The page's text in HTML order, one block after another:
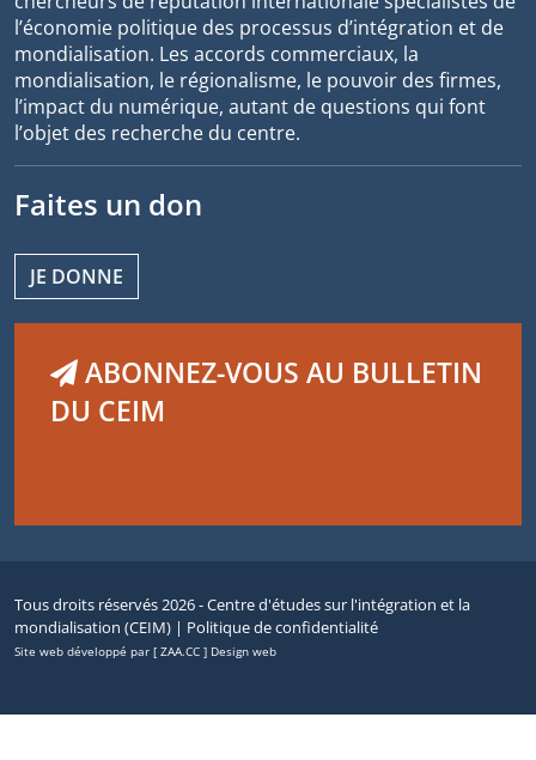
l’économie politique des processus d’intégration et de
mondialisation. Les accords commerciaux, la
mondialisation, le régionalisme, le pouvoir des firmes,
l’impact du numérique, autant de questions qui font
l’objet des recherche du centre.
Faites un don
JE DONNE
ABONNEZ-VOUS AU BULLETIN
DU CEIM
Tous droits réservés 2026 - Centre d'études sur l'intégration et la
mondialisation (CEIM) | Politique de confidentialité
Site web développé par [ ZAA.CC ] Design web